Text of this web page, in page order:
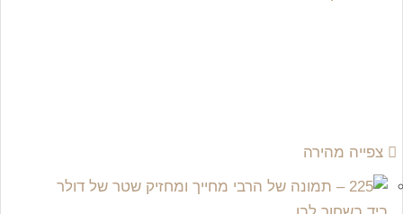
צפייה מהירה